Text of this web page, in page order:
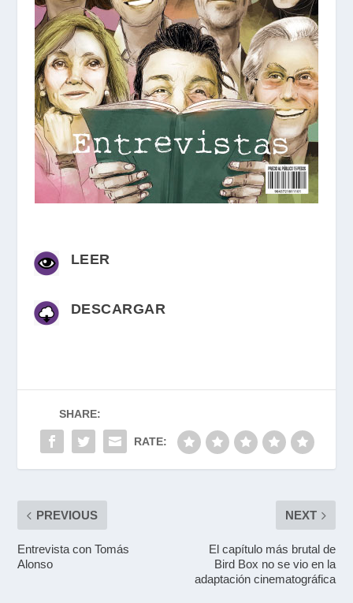
LEER
DESCARGAR
SHARE:
RATE:
PREVIOUS
Entrevista con Tomás
Alonso
NEXT
El capítulo más brutal de
Bird Box no se vio en la
adaptación cinematográfica